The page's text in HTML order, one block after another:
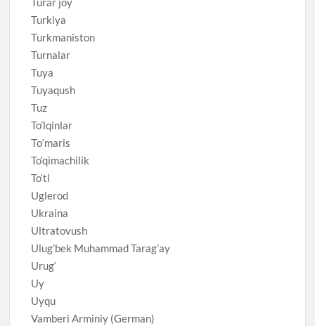
Turkiya
Turkmaniston
Turnalar
Tuya
Tuyaqush
Tuz
To’lqinlar
То‘maris
To‘qimachilik
To‘ti
Uglerod
Ukraina
Ultratovush
Ulug’bek Muhammad Tarag’ay
Urug‘
Uy
Uyqu
Vamberi Arminiy (German)